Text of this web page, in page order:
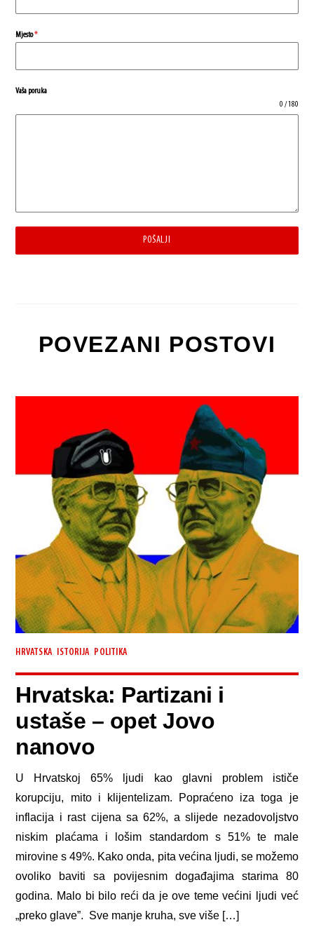
Mjesto*
Vaša poruka
0 / 180
POŠALJI
POVEZANI POSTOVI
HRVATSKA ISTORIJA POLITIKA
Hrvatska: Partizani i
ustaše – opet Jovo
nanovo
U Hrvatskoj 65% ljudi kao glavni problem ističe
korupciju, mito i klijentelizam. Popraćeno iza toga je
inflacija i rast cijena sa 62%, a slijede nezadovoljstvo
niskim plaćama i lošim standardom s 51% te male
mirovine s 49%. Kako onda, pita većina ljudi, se možemo
ovoliko baviti sa povijesnim događajima starima 80
godina. Malo bi bilo reći da je ove teme većini ljudi već
„preko glave”. Sve manje kruha, sve više […]